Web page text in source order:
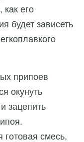
как его
будет зависеть
припоев
окунуть
зацепить
готовая смесь,